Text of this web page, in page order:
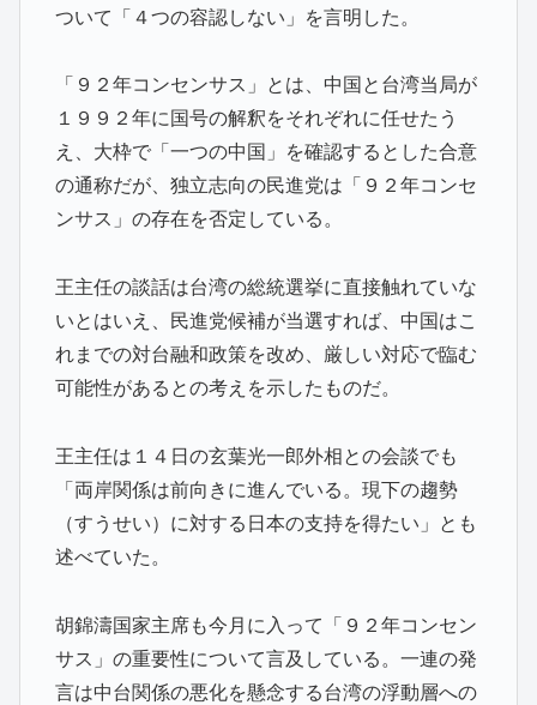
ついて「４つの容認しない」を言明した。
「９２年コンセンサス」とは、中国と台湾当局が
１９９２年に国号の解釈をそれぞれに任せたう
え、大枠で「一つの中国」を確認するとした合意
の通称だが、独立志向の民進党は「９２年コンセ
ンサス」の存在を否定している。
王主任の談話は台湾の総統選挙に直接触れていな
いとはいえ、民進党候補が当選すれば、中国はこ
れまでの対台融和政策を改め、厳しい対応で臨む
可能性があるとの考えを示したものだ。
王主任は１４日の玄葉光一郎外相との会談でも
「両岸関係は前向きに進んでいる。現下の趨勢
（すうせい）に対する日本の支持を得たい」とも
述べていた。
胡錦濤国家主席も今月に入って「９２年コンセン
サス」の重要性について言及している。一連の発
言は中台関係の悪化を懸念する台湾の浮動層への